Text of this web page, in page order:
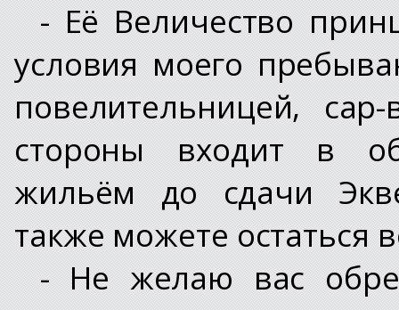
- Её Величество
условия моего
повелительницей,
стороны входит в
жильём до сдачи
также можете остаться
- Не желаю вас